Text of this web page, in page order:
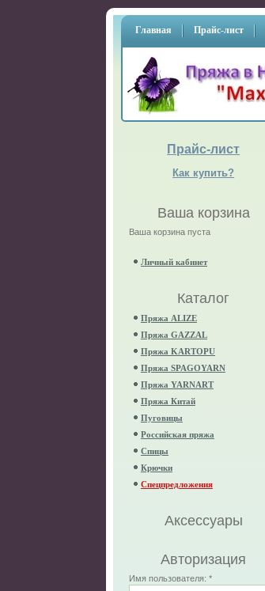
Главная Прайс-лист
Прайс-лист
Как купить?
Ваша корзина
Ваша корзина пуста
Личный кабинет
Каталог
Пряжа ALIZE
Пряжа GAZZAL
Пряжа KARTOPU
Пряжа SPAGOYARN
Пряжа YARNART
Пряжа Китай
Пуговицы
Российская пряжа
Спицы
Крючки
Спецпредложения
Аксессуары
Авторизация
Имя пользователя:*